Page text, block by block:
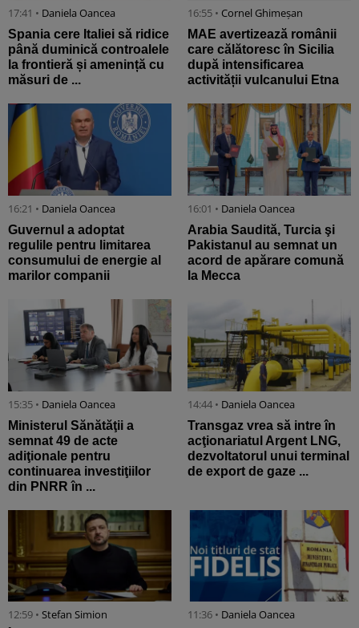
17:41 • Daniela Oancea
Spania cere Italiei să ridice
până duminică controalele
la frontieră și amenință cu
măsuri de ...
16:55 • Cornel Ghimeșan
MAE avertizează românii
care călătoresc în Sicilia
după intensificarea
activității vulcanului Etna
16:21 • Daniela Oancea
Guvernul a adoptat
regulile pentru limitarea
consumului de energie al
marilor companii
16:01 • Daniela Oancea
Arabia Saudită, Turcia şi
Pakistanul au semnat un
acord de apărare comună
la Mecca
15:35 • Daniela Oancea
Ministerul Sănătăţii a
semnat 49 de acte
adiţionale pentru
continuarea investiţiilor
din PNRR în ...
14:44 • Daniela Oancea
Transgaz vrea să intre în
acţionariatul Argent LNG,
dezvoltatorul unui terminal
de export de gaze ...
12:59 • Stefan Simion 11:36 • Daniela Oancea